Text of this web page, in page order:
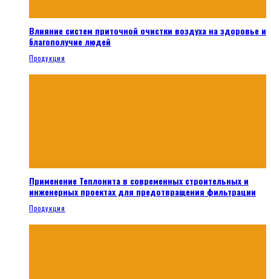
Влияние систем приточной очистки воздуха на здоровье и
благополучие людей
Продукция
Применение Теплонита в современных строительных и
инженерных проектах для предотвращения фильтрации
Продукция